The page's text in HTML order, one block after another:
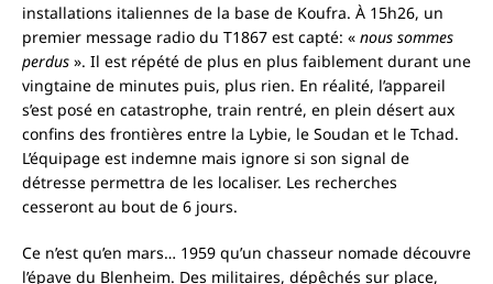
installations italiennes de la base de Koufra. À 15h26, un
premier message radio du T1867 est capté: « nous sommes
perdus ». Il est répété de plus en plus faiblement durant une
vingtaine de minutes puis, plus rien. En réalité, l’appareil
s’est posé en catastrophe, train rentré, en plein désert aux
confins des frontières entre la Lybie, le Soudan et le Tchad.
L’équipage est indemne mais ignore si son signal de
détresse permettra de les localiser. Les recherches
cesseront au bout de 6 jours.
Ce n’est qu’en mars… 1959 qu’un chasseur nomade découvre
l’épave du Blenheim. Des militaires, dépêchés sur place,